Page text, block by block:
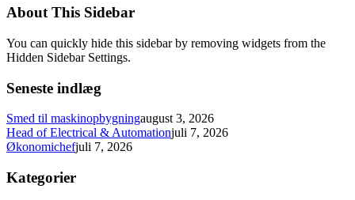
About This Sidebar
You can quickly hide this sidebar by removing widgets from the
Hidden Sidebar Settings.
Seneste indlæg
Smed til maskinopbygningaugust 3, 2026
Head of Electrical & Automationjuli 7, 2026
Økonomichefjuli 7, 2026
Kategorier